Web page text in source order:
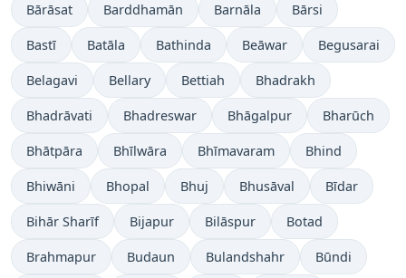
Bārāsat Barddhamān Barnāla Bārsi
Bastī Batāla Bathinda Beāwar Begusarai
Belagavi Bellary Bettiah Bhadrakh
Bhadrāvati Bhadreswar Bhāgalpur Bharūch
Bhātpāra Bhīlwāra Bhīmavaram Bhind
Bhiwāni Bhopal Bhuj Bhusāval Bīdar
Bihār Sharīf Bijapur Bilāspur Botad
Brahmapur Budaun Bulandshahr Būndi